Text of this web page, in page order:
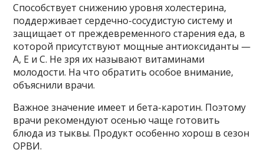
Способствует снижению уровня холестерина,
поддерживает сердечно-сосудистую систему и
защищает от преждевременного старения еда, в
которой присутствуют мощные антиоксиданты —
А, Е и С. Не зря их называют витаминами
молодости. На что обратить особое внимание,
объяснили врачи.
Важное значение имеет и бета-каротин. Поэтому
врачи рекомендуют осенью чаще готовить
блюда из тыквы. Продукт особенно хорош в сезон
ОРВИ.